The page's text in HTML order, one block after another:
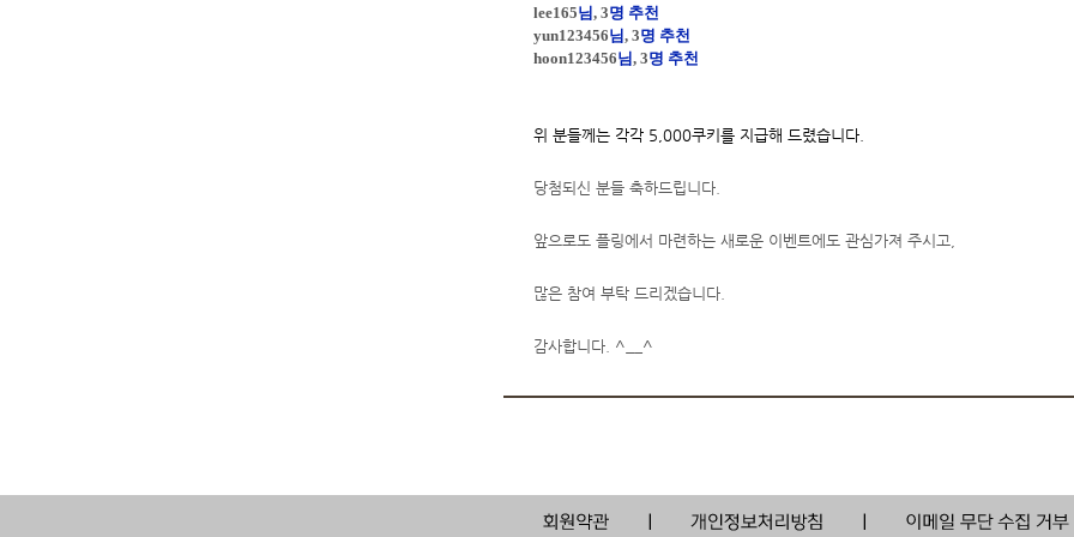
lee165님 , 3명 추천
yun123456님 , 3명 추천
hoon123456님 , 3명 추천
위 분들께는 각각 5,000쿠키를 지급해 드렸습니다.
당첨되신 분들 축하드립니다.
앞으로도 플링에서 마련하는 새로운 이벤트에도 관심가져 주시고,
많은 참여 부탁 드리겠습니다.
감사합니다. ^__^